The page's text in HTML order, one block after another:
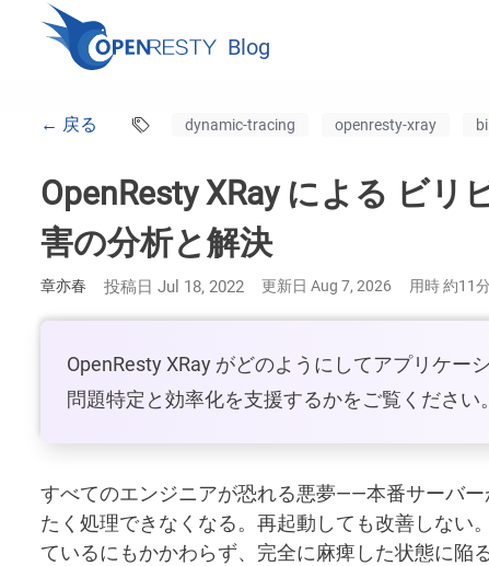
Blog
← 戻る dynamic-tracing openresty-xray
OpenResty XRay による ビ
害の分析と解決
章亦春 投稿日 Jul 18, 2022 更新日 Aug 7, 2026 用時 約11分
OpenResty XRay がどのようにしてアプリケー
問題特定と効率化を支援するかをご覧ください。
すべてのエンジニアが恐れる悪夢——本番サーバー
たく処理できなくなる。再起動しても改善しない
ているにもかかわらず、完全に麻痺した状態に陥る